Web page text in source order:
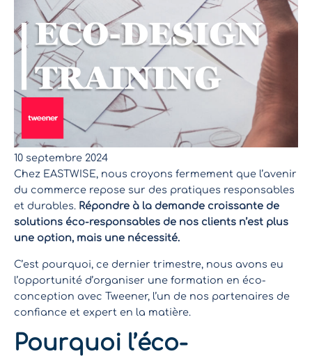
10 septembre 2024
Chez EASTWISE, nous croyons fermement que l’avenir
du commerce repose sur des pratiques responsables
et durables. Répondre à la demande croissante de
solutions éco-responsables de nos clients n’est plus
une option, mais une nécessité.
C’est pourquoi, ce dernier trimestre, nous avons eu
l’opportunité d’organiser une formation en éco-
conception avec Tweener, l’un de nos partenaires de
confiance et expert en la matière.
Pourquoi l’éco-